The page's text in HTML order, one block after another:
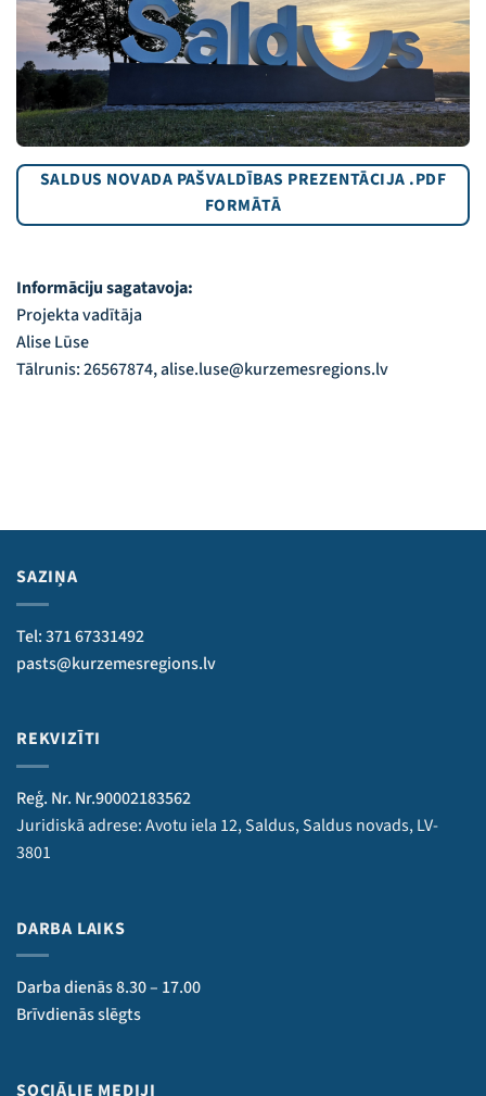
SALDUS NOVADA PAŠVALDĪBAS PREZENTĀCIJA .PDF
FORMĀTĀ
Informāciju sagatavoja:
Projekta vadītāja
Alise Lūse
Tālrunis: 26567874, alise.luse@kurzemesregions.lv
SAZIŅA
Tel: 371 67331492
pasts@kurzemesregions.lv
REKVIZĪTI
Reģ. Nr. Nr.90002183562
Juridiskā adrese: Avotu iela 12, Saldus, Saldus novads, LV-
3801
DARBA LAIKS
Darba dienās 8.30 – 17.00
Brīvdienās slēgts
SOCIĀLIE MEDIJI